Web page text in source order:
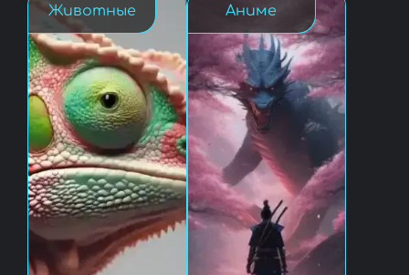
Животные Аниме